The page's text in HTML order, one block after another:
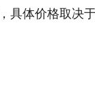
具体价格取决